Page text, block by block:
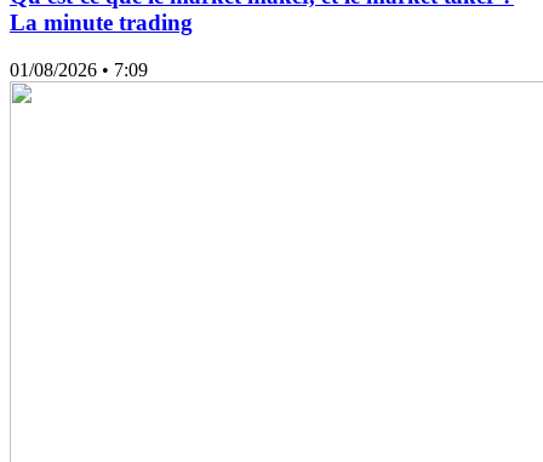
La minute trading
01/08/2026 • 7:09